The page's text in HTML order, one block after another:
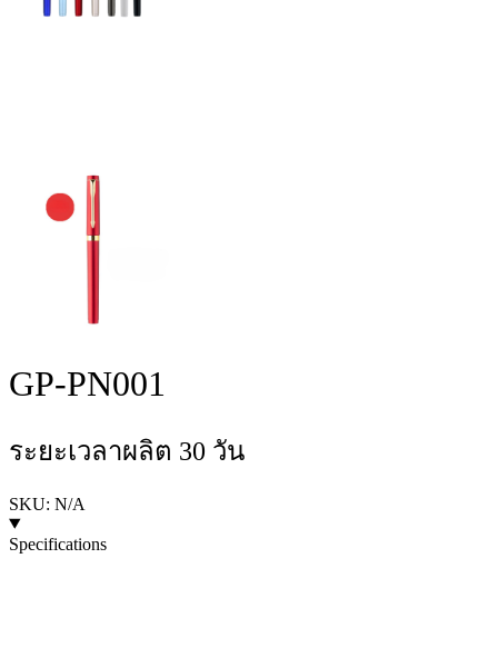
GP-PN001
ระยะเวลาผลิต 30 วัน
SKU: N/A
Specifications